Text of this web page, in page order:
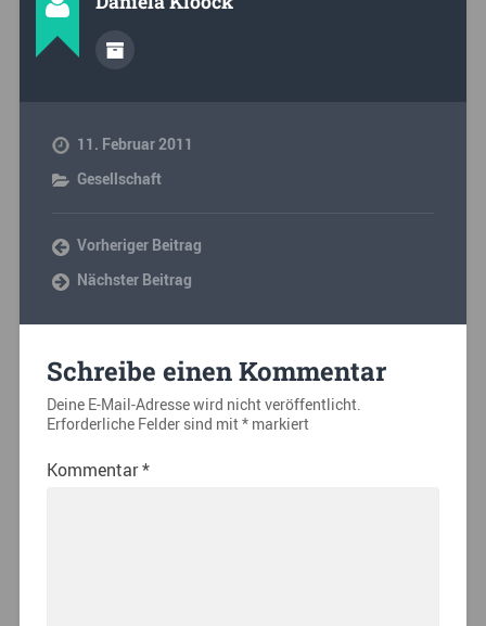
11. Februar 2011
Gesellschaft
Vorheriger Beitrag
Nächster Beitrag
Schreibe einen Kommentar
Deine E-Mail-Adresse wird nicht veröffentlicht.
Erforderliche Felder sind mit*markiert
Kommentar*